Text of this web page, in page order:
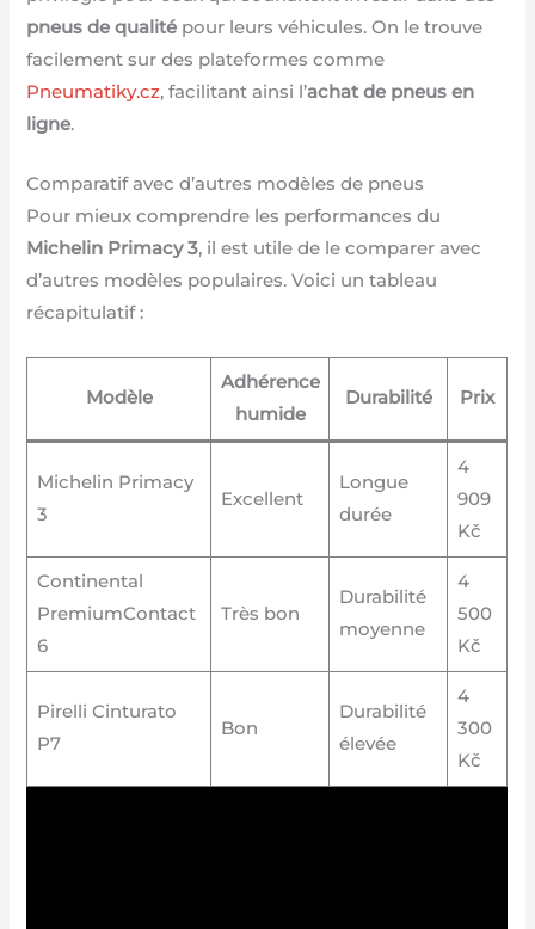
pneus de qualité pour leurs véhicules. On le trouve
facilement sur des plateformes comme
Pneumatiky.cz, facilitant ainsi l’achat de pneus en
ligne.
Comparatif avec d’autres modèles de pneus
Pour mieux comprendre les performances du
Michelin Primacy 3, il est utile de le comparer avec
d’autres modèles populaires. Voici un tableau
récapitulatif :
Modèle
Adhérence
humide
Durabilité Prix
Michelin Primacy
3
Excellent
Longue
durée
4
909
Kč
Continental
PremiumContact
6
Très bon
Durabilité
moyenne
4
500
Kč
Pirelli Cinturato
P7
Bon
Durabilité
élevée
4
300
Kč